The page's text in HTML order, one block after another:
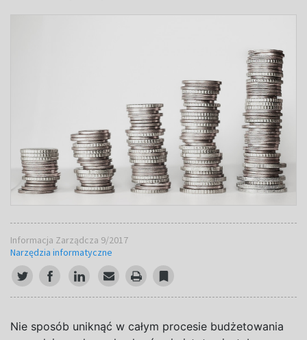
Informacja Zarządcza 9/2017
Narzędzia informatyczne
Nie sposób uniknąć w całym procesie budżetowania